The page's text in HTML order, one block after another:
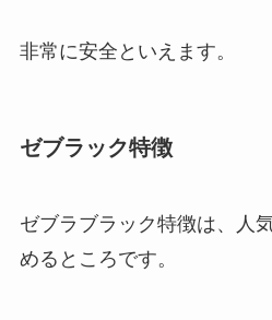
非常に安全といえます。
ゼブラック特徴
ゼブラブラック特徴は、人
めるところです。